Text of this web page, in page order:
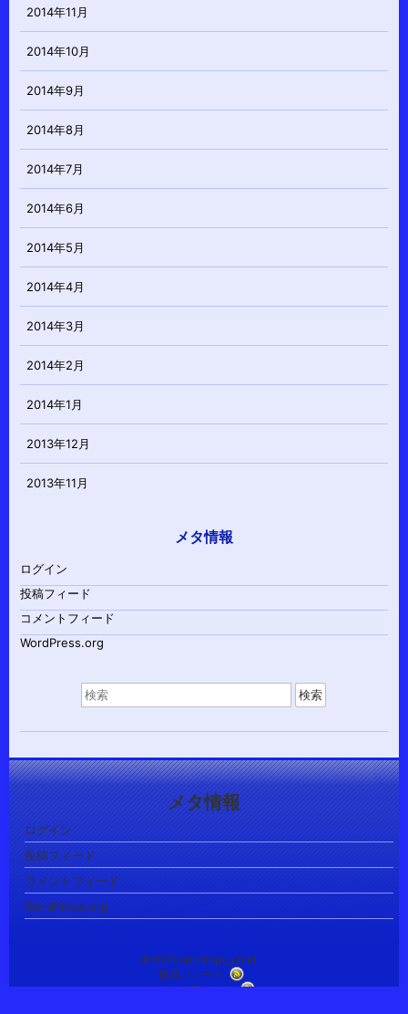
2014年11月
2014年10月
2014年9月
2014年8月
2014年7月
2014年6月
2014年5月
2014年4月
2014年3月
2014年2月
2014年1月
2013年12月
2013年11月
メタ情報
ログイン
投稿フィード
コメントフィード
WordPress.org
索
象:
メタ情報
ログイン
投稿フィード
コメントフィード
WordPress.org
©2026 raindrops_child
投稿フィード
コメントフィード